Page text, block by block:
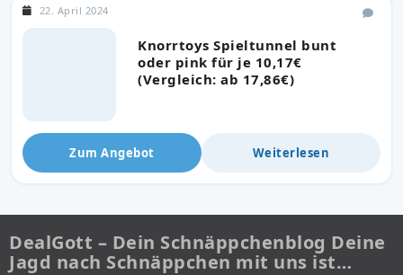
Knorrtoys Spieltunnel bunt
oder pink für je 10,17€
(Vergleich: ab 17,86€)
22. April 2024
Zum Angebot Weiterlesen
DealGott – Dein Schnäppchenblog Deine
Jagd nach Schnäppchen mit uns ist…